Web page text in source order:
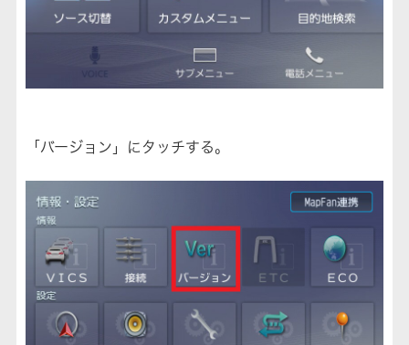
「バージョン」にタッチする。